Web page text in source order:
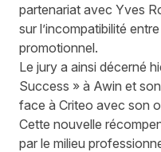
partenariat avec Yves
sur l’incompatibilité
promotionnel.
Le jury a ainsi décerné
Success » à Awin et
face à Criteo avec son
Cette nouvelle
par le milieu